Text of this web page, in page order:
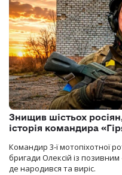
Знищив шістьох
історія командира
Командир 3-ї мотопіхотної
бригади Олексій із
де народився та виріс.